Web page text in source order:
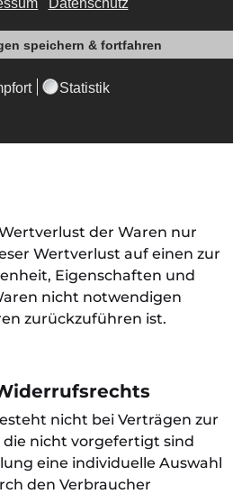
Sie die Waren vor Ablauf
absenden.
der Waren nur
Wertverlust auf einen zur
Eigenschaften und
nicht notwendigen
zurückzuführen ist.
nicht bei Verträgen zur
die nicht vorgefertigt sind
eine individuelle Auswahl
den Verbraucher